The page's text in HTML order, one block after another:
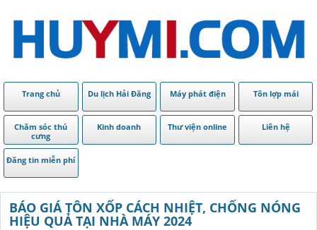
Trang chủ Du lịch Hải Đăng Máy phát điện Tôn lợp mái
Chăm sóc thú
cưng
Kinh doanh Thư viện online Liên hệ
Đăng tin miễn phí
BÁO GIÁ TÔN XỐP CÁCH NHIỆT, CHỐNG NÓNG
HIỆU QUẢ TẠI NHÀ MÁY 2024